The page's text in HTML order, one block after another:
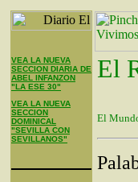
VEA LA NUEVA
SECCION DIARIA DE
ABEL INFANZON
"LA ESE 30"
VEA LA NUEVA
SECCION
DOMINICAL
"SEVILLA CON
SEVILLANOS"
El
El